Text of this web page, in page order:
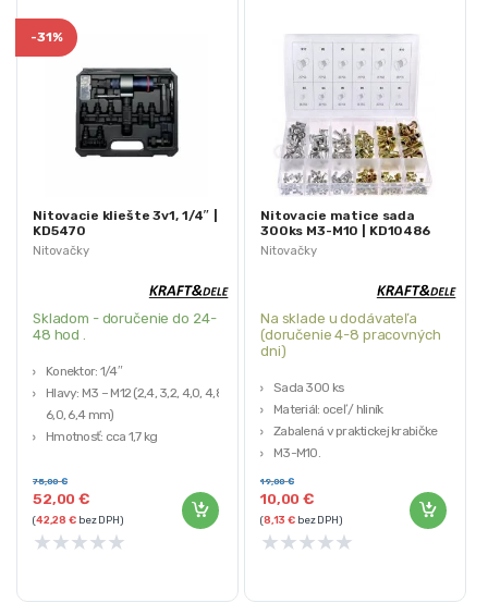
Nitovačky
-31%
Nitovacie kliešte 3v1, 1/4″ |
KD5470
Skladom - doručenie do 24-
48 hod .
Konektor: 1/4″
Hlavy: M3 – M12 (2,4, 3,2, 4,0, 4,8,
6,0, 6,4 mm)
Hmotnosť: cca 1,7 kg
52,00€
75,00€
(42,28€bez DPH)
★★★★★
Nitovačky
Nitovacie matice sada
300ks M3-M10 | KD10486
Na sklade u dodávateľa
(doručenie 4-8 pracovných
dni)
Sada 300 ks
Materiál: oceľ / hliník
Zabalená v praktickej krabičke
M3-M10.
10,00€
19,00€
(8,13€ bez DPH)
★★★★★